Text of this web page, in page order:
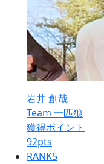
岩井 創哉
Team 一匹狼
獲得ポイント
92pts
RANK5